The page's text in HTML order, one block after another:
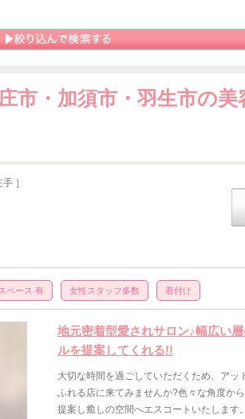
市・加須市・羽生市の
］
ペース 有 女性スタッフ多数 着付け
地元密着型愛されサロン♪幅広い
ルを提案してくれる!!
大切な時間を過ごしていただくため、アッ
ふれる店に来てみませんか?色々な角度か
提案し癒しの空間へエスコートいたします